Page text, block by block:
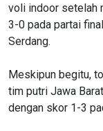
voli indoor setelah
3-0 pada partai
Serdang.
Meskipun begitu,
tim putri Jawa
dengan skor 1-3